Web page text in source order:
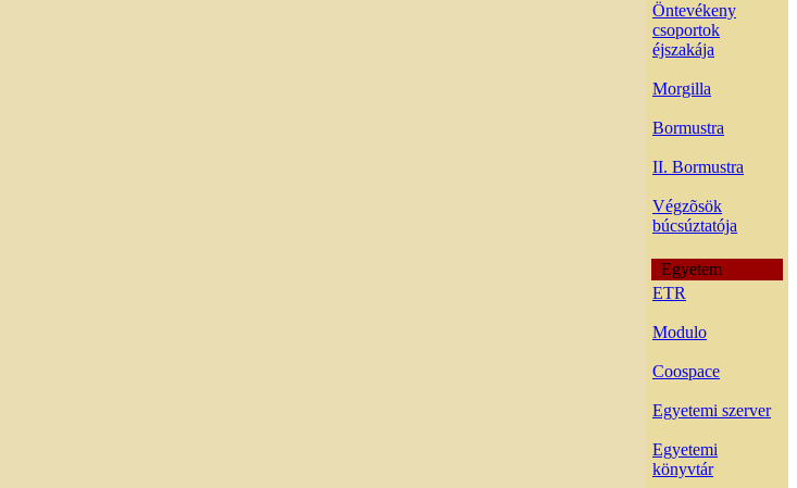
Öntevékeny
csoportok
éjszakája
Morgilla
Bormustra
II. Bormustra
Végzõsök
búcsúztatója
Egyetem
ETR
Modulo
Coospace
Egyetemi szerver
Egyetemi
könyvtár